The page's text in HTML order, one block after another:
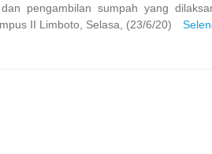
pengambilan sumpah yang
II Limboto, Selasa, (23/6/20)